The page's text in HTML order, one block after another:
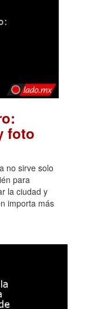
foto
no sirve solo
para
la ciudad y
importa más